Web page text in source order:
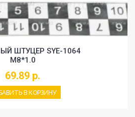
ШТУЦЕР SYE-1064
M8*1.0
69.89 р.
В КОРЗИНУ